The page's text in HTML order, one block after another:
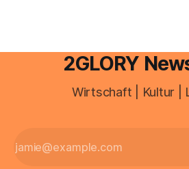
2GLORY
Wirtschaft | Kultur |